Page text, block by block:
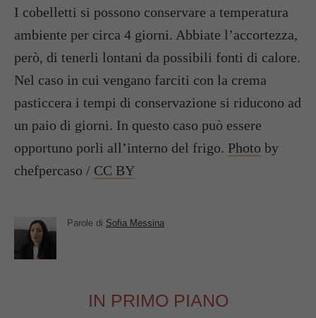
I cobelletti si possono conservare a temperatura
ambiente per circa 4 giorni. Abbiate l’accortezza,
però, di tenerli lontani da possibili fonti di calore.
Nel caso in cui vengano farciti con la crema
pasticcera i tempi di conservazione si riducono ad
un paio di giorni. In questo caso può essere
opportuno porli all’interno del frigo. Photo by
chefpercaso / CC BY
Parole di Sofia Messina
IN PRIMO PIANO